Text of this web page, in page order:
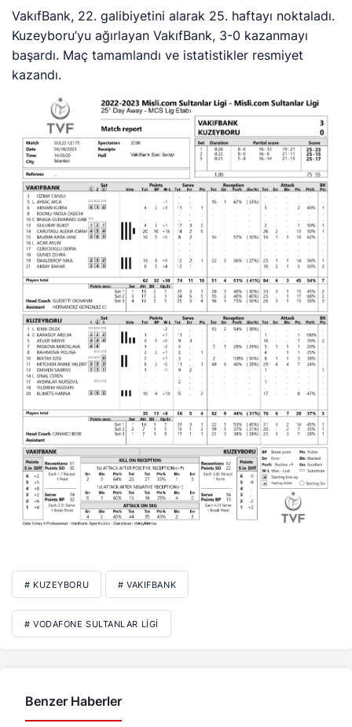
VakıfBank, 22. galibiyetini alarak 25. haftayı noktaladı.
Kuzeyboru’yu ağırlayan VakıfBank, 3-0 kazanmayı
başardı. Maç tamamlandı ve istatistikler resmiyet
kazandı.
# KUZEYBORU # VAKIFBANK
# VODAFONE SULTANLAR LIGI
Benzer Haberler